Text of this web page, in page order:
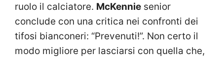
ruolo il calciatore. McKennie senior
conclude con una critica nei confronti dei
tifosi bianconeri: “Prevenuti!”. Non certo il
modo migliore per lasciarsi con quella che,